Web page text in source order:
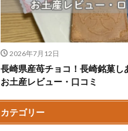
2026年7月12日
長崎県産苺チョコ！長崎銘菓し
お土産レビュー・口コミ
カテゴリー